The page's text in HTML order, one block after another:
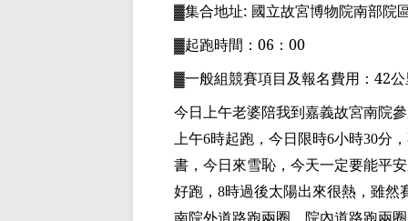
▓集合地址: 國立故宮博物院南部院
▓起跑時間： 06 ： 00
▓一般組競賽項目及報名費用 ： 42
今日上午老婆陪我到嘉義故宮南院
上午6時起跑，今日限時6小時30分
書，今日來雪恥，今天一定要能平
好跑， 8時過後太陽出來很熱，雖然